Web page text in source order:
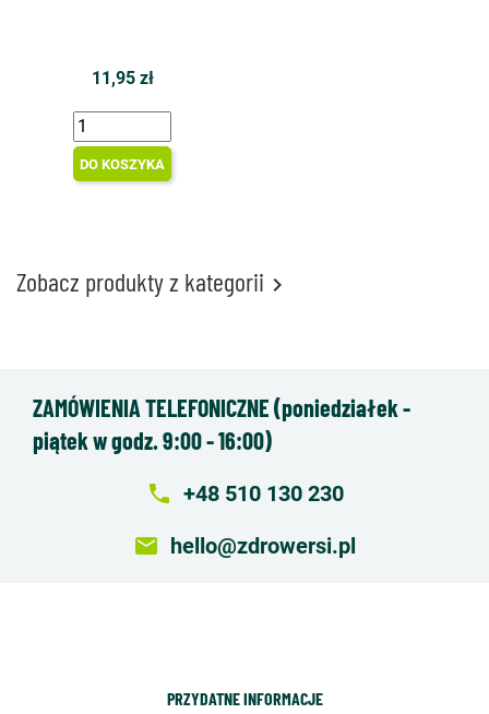
11,95 zł
DO KOSZYKA
Zobacz produkty z kategorii 
ZAMÓWIENIA TELEFONICZNE (poniedziałek -
piątek w godz. 9:00 - 16:00)
local_phone +48 510 130 230
email hello@zdrowersi.pl
PRZYDATNE INFORMACJE